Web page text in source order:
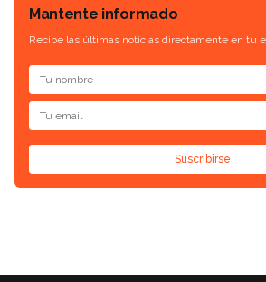
Mantente informado
Recibe las últimas noticias directamente en tu
Suscribirse